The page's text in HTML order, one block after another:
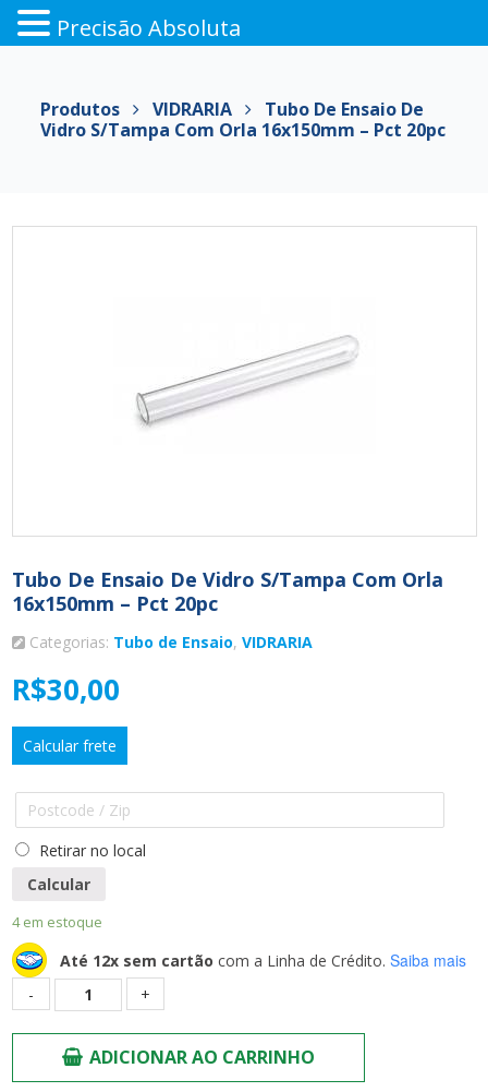
conteúdo
Produtos VIDRARIA
Tubo De Ensaio De
Vidro S/Tampa Com Orla 16x150mm – Pct 20pc
Tubo De Ensaio De Vidro S/Tampa Com Orla
16x150mm – Pct 20pc
Categorias: Tubo de Ensaio, VIDRARIA
R$30,00
Calcular frete
Retirar no local
Calcular
4 em estoque
Até 12x sem cartão com a Linha de Crédito. Saiba mais
Quantidade
ADICIONAR AO CARRINHO
Precisão Absoluta